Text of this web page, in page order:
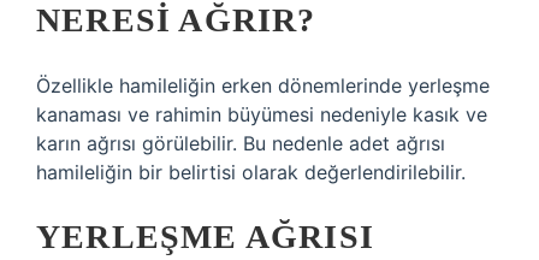
NERESI AĞRIR?
Özellikle hamileliğin erken dönemlerinde yerleşme
kanaması ve rahimin büyümesi nedeniyle kasık ve
karın ağrısı görülebilir. Bu nedenle adet ağrısı
hamileliğin bir belirtisi olarak değerlendirilebilir.
YERLEŞME AĞRISI